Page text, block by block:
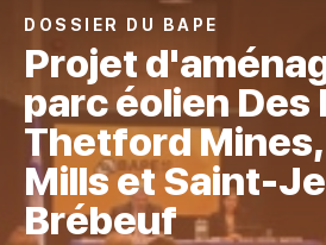
DOSSIER DU BAPE
Projet
parc éolien Des
Thetford
Mills et Saint-
Brébeuf